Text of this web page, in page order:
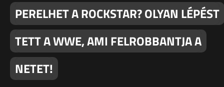
PERELHET A ROCKSTAR? OLYAN LÉPÉST
TETT A WWE, AMI FELROBBANTJA A
NETET!